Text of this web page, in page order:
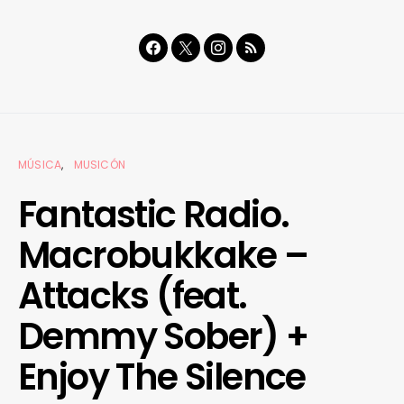
MÚSICA MUSICÓN
Fantastic Radio.
Macrobukkake –
Attacks (feat.
Demmy Sober) +
Enjoy The Silence